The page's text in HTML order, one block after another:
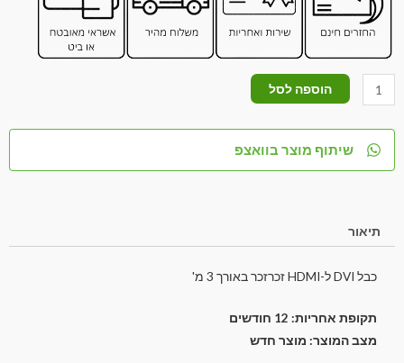
הוספה לסל
שיתוף מוצר בוואצפ
תיאור
כבל DVI ל-HDMI זכרזכר באורך 3 מ'
תקופת אחריות: 12 חודשים
מצב המוצר: מוצר חדש